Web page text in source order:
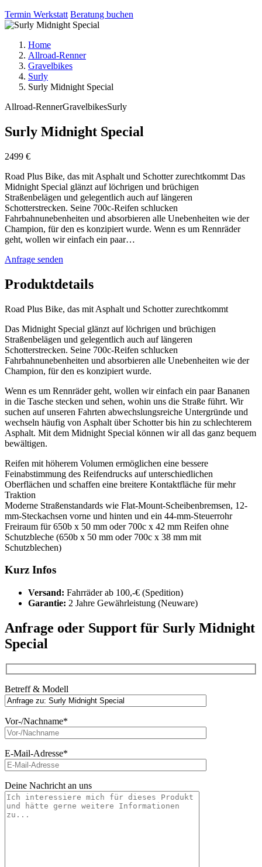
Termin Werkstatt Beratung buchen
Home
Allroad-Renner
Gravelbikes
Surly
Surly Midnight Special
Allroad-RennerGravelbikesSurly
Surly Midnight Special
2499 €
Road Plus Bike, das mit Asphalt und Schotter zurechtkommt Das
Midnight Special glänzt auf löchrigen und brüchigen
Straßenbelägen und gelegentlich auch auf längeren
Schotterstrecken. Seine 700c-Reifen schlucken
Fahrbahnunebenheiten und absorbieren alle Unebenheiten wie der
Champion, für den es konzipiert wurde. Wenn es um Rennräder
geht, wollen wir einfach ein paar…
Anfrage senden
Produktdetails
Road Plus Bike, das mit Asphalt und Schotter zurechtkommt
Das Midnight Special glänzt auf löchrigen und brüchigen
Straßenbelägen und gelegentlich auch auf längeren
Schotterstrecken. Seine 700c-Reifen schlucken
Fahrbahnunebenheiten und absorbieren alle Unebenheiten wie der
Champion, für den es konzipiert wurde.
Wenn es um Rennräder geht, wollen wir einfach ein paar Bananen
in die Tasche stecken und sehen, wohin uns die Straße führt. Wir
suchen auf unseren Fahrten abwechslungsreiche Untergründe und
wechseln häufig von Asphalt über Schotter bis hin zu schlechterem
Asphalt. Mit dem Midnight Special können wir all das ganz bequem
bewältigen.
Reifen mit höherem Volumen ermöglichen eine bessere
Feinabstimmung des Reifendrucks auf unterschiedlichen
Oberflächen und schaffen eine breitere Kontaktfläche für mehr
Traktion
Moderne Straßenstandards wie Flat-Mount-Scheibenbremsen, 12-
mm-Steckachsen vorne und hinten und ein 44-mm-Steuerrohr
Freiraum für 650b x 50 mm oder 700c x 42 mm Reifen ohne
Schutzbleche (650b x 50 mm oder 700c x 38 mm mit
Schutzblechen)
Kurz Infos
Versand: Fahrräder ab 100,-€ (Spedition)
Garantie: 2 Jahre Gewährleistung (Neuware)
Anfrage oder Support für Surly Midnight
Special
Betreff & Modell
Vor-/Nachname*
E-Mail-Adresse*
Deine Nachricht an uns